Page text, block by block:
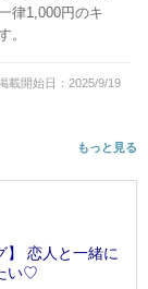
律1,000円のキ
。
載開始日：2025/9/19
もっと見る
】 恋人と一緒に
い♡